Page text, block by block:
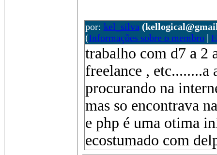
por: kel_silva
(Informações sobre o membro|
trabalho com d7 a 2
freelance , etc........a
procurando na
mas so encontrava
e php é uma otima
ecostumado com